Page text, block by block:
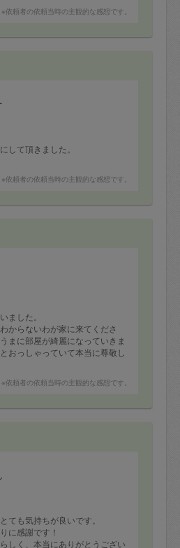
です。手際良く作業される中
※依頼者の依頼当時の主観的な感想です。
して頂きました。
※依頼者の依頼当時の主観的な感想です。
ました。
からないわが家に来てくださ
まに部屋が綺麗になっていきま
おっしゃっていて本当に尊敬し
みです‼️長女とわが家をこれから
※依頼者の依頼当時の主観的な感想です。
ても気持ちが良いです。
に感謝です！
しく、本当にありがとうござい